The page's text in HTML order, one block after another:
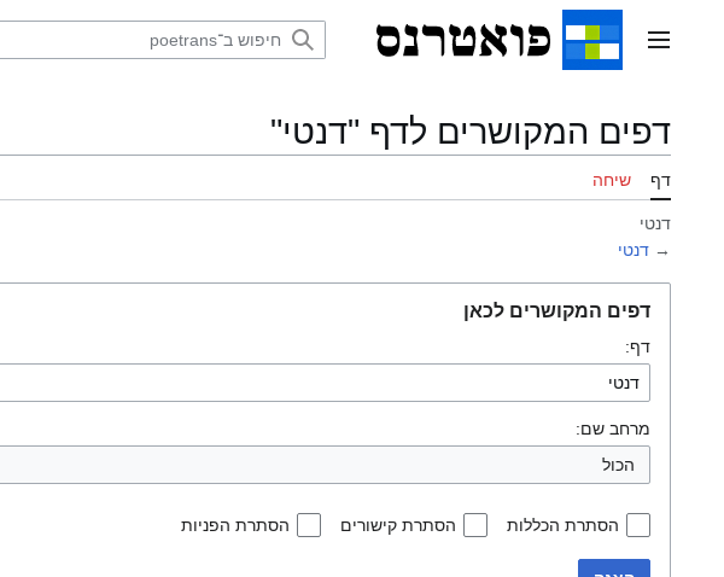
תפריט ראשי
דפים המקושרים לדף "דנטי"
דף שיחה
דנטי
→ דנטי
דפים המקושרים לכאן
דף:
מרחב שם:
הכול
הסתרת הכללות הסתרת קישורים הסתרת הפניות